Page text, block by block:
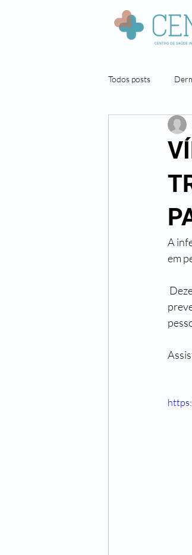
Todos posts
Neuropsicologia
Pneumologista
A
em